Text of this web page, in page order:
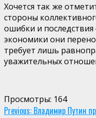
Хочется так же
стороны
ошибки и
экономики они
требует лишь
уважительных
Просмотры: 164
Continue
Previous: Владимир Путин